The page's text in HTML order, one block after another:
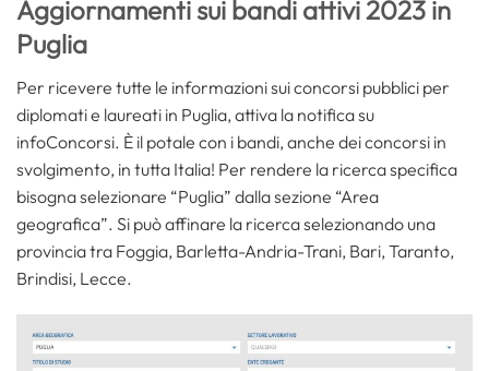
Aggiornamenti sui bandi attivi 2023 in
Puglia
Per ricevere tutte le informazioni sui concorsi pubblici per
diplomati e laureati in Puglia, attiva la notifica su
infoConcorsi. È il potale con i bandi, anche dei concorsi in
svolgimento, in tutta Italia! Per rendere la ricerca specifica
bisogna selezionare “Puglia” dalla sezione “Area
geografica”. Si può affinare la ricerca selezionando una
provincia tra Foggia, Barletta-Andria-Trani, Bari, Taranto,
Brindisi, Lecce.